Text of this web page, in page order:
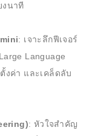
งนาที
: เจาะลึกฟีเจอร์
Language
งค่า และเคล็ดลับ
: หัวใจสำคัญ